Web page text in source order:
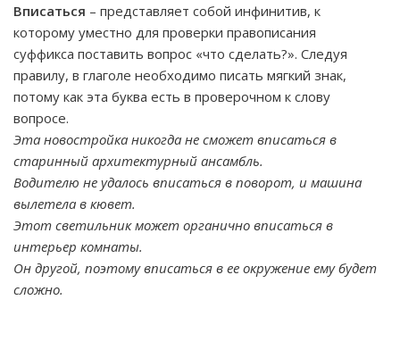
Вписаться – представляет собой инфинитив, к
которому уместно для проверки правописания
суффикса поставить вопрос «что сделать?». Следуя
правилу, в глаголе необходимо писать мягкий знак,
потому как эта буква есть в проверочном к слову
вопросе.
Эта новостройка никогда не сможет вписаться в
старинный архитектурный ансамбль.
Водителю не удалось вписаться в поворот, и машина
вылетела в кювет.
Этот светильник может органично вписаться в
интерьер комнаты.
Он другой, поэтому вписаться в ее окружение ему будет
сложно.